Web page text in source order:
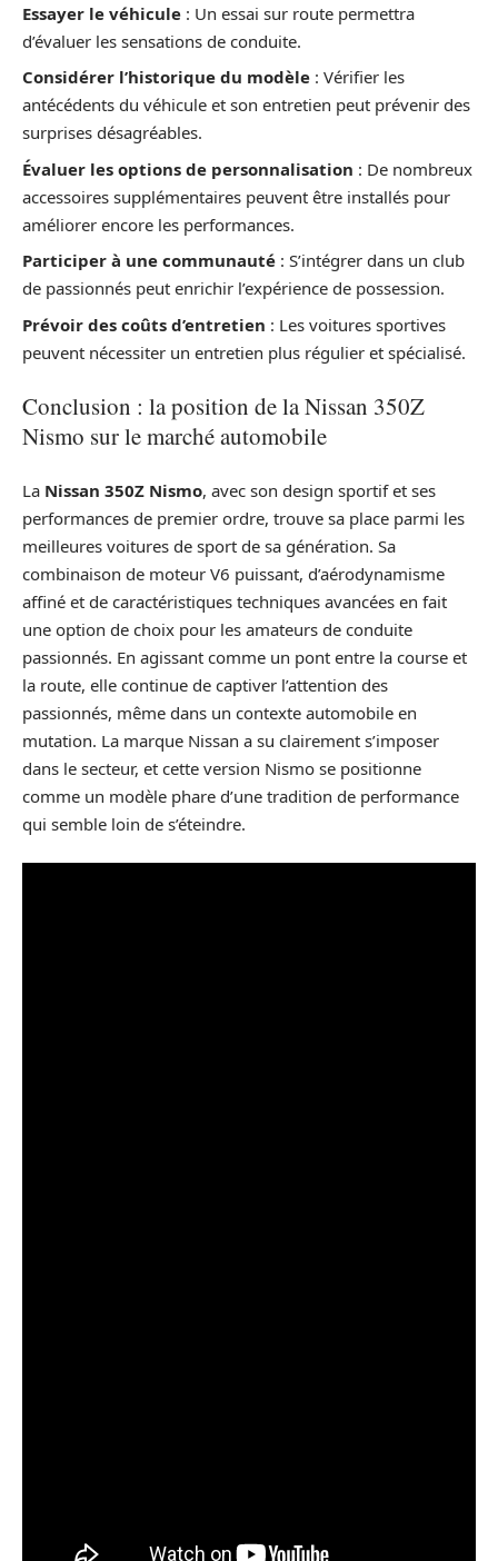
Essayer le véhicule : Un essai sur route permettra
d’évaluer les sensations de conduite.
Considérer l’historique du modèle : Vérifier les
antécédents du véhicule et son entretien peut prévenir des
surprises désagréables.
Évaluer les options de personnalisation : De nombreux
accessoires supplémentaires peuvent être installés pour
améliorer encore les performances.
Participer à une communauté : S’intégrer dans un club
de passionnés peut enrichir l’expérience de possession.
Prévoir des coûts d’entretien : Les voitures sportives
peuvent nécessiter un entretien plus régulier et spécialisé.
Conclusion : la position de la Nissan 350Z
Nismo sur le marché automobile
La Nissan 350Z Nismo, avec son design sportif et ses
performances de premier ordre, trouve sa place parmi les
meilleures voitures de sport de sa génération. Sa
combinaison de moteur V6 puissant, d’aérodynamisme
affiné et de caractéristiques techniques avancées en fait
une option de choix pour les amateurs de conduite
passionnés. En agissant comme un pont entre la course et
la route, elle continue de captiver l’attention des
passionnés, même dans un contexte automobile en
mutation. La marque Nissan a su clairement s’imposer
dans le secteur, et cette version Nismo se positionne
comme un modèle phare d’une tradition de performance
qui semble loin de s’éteindre.